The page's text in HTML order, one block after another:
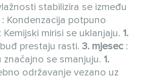
stabilizira se između
: Kondenzacija potpuno
: Kemijski mirisi se uklanjaju. 1.
prestaju rasti. 3. mjesec :
značajno se smanjuju. 1.
održavanje vezano uz